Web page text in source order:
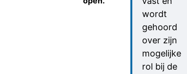
wordt
gehoord
over zijn
mogelijke
rol bij de